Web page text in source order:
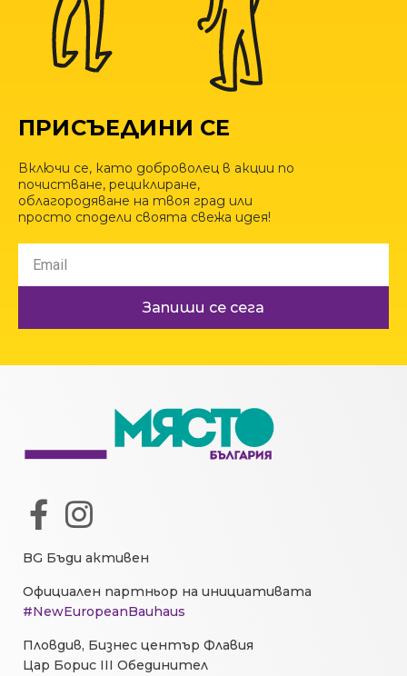
ПРИСЪЕДИНИ СЕ
Включи се, като доброволец в акции по
почистване, рециклиране,
облагородяване на твоя град или
просто сподели своята свежа идея!
Запиши се сега
BG Бъди активен
Официален партньор на инициативата
#NewEuropeanBauhaus
Пловдив, Бизнес център Флавия
Цар Борис III Обединител